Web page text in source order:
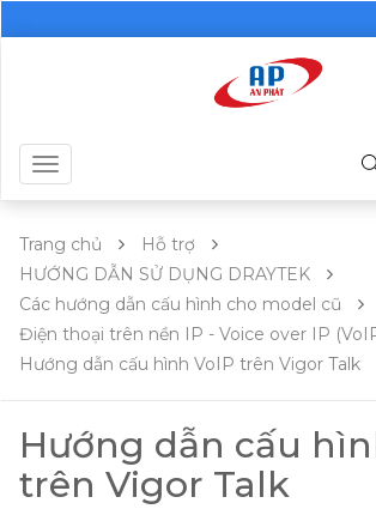
Toggle
navigation
Trang chủ
Hỗ trợ
HƯỚNG DẪN SỬ DỤNG DRAYTEK
Các hướng dẫn cấu hình cho model cũ
Điện thoại trên nền IP - Voice over IP
Hướng dẫn cấu hình VoIP trên Vigor Talk
Hướng dẫn cấu
trên Vigor Talk